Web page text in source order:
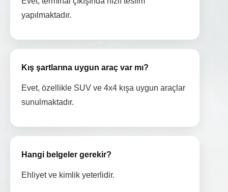
yapılmaktadır.
Kış şartlarına uygun araç var mı?
Evet, özellikle SUV ve 4x4 kışa uygun araçlar
sunulmaktadır.
Hangi belgeler gerekir?
Ehliyet ve kimlik yeterlidir.